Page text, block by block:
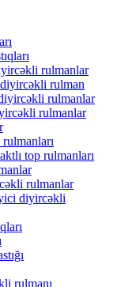
rulmanlar
rulman
rulmanlar
rulmanlar
top rulmanları
rulmanlar
diyircəkli
rulmanı